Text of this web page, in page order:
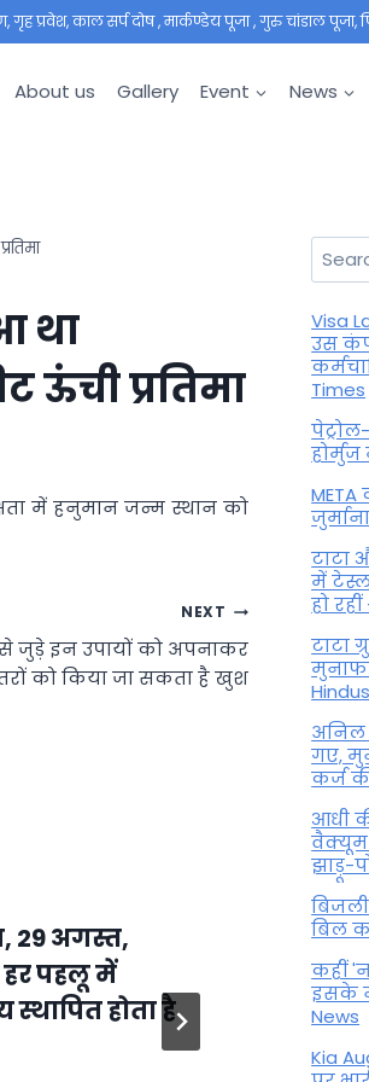
गृह प्रवेश, काल सर्प दोष , मार्कण्डेय पूजा , गुरु चांडाल पूजा,
About us Gallery Event News
था
ऊंची प्रतिमा
में हनुमान जन्म स्थान को
NEXT
से जुड़े इन उपायों को अपनाकर
को किया जा सकता है खुश
29 अगस्त,
पहलू में
होता है
पौष
तुला
माँ
By
Search
for:
Visa
उस
Times
टाटा
में
हो
टाटा
अनिल
गए,
कर्ज
आधी
वैक्यूम
झाड़ू-
बिल
कहीं
इसके
News
Kia